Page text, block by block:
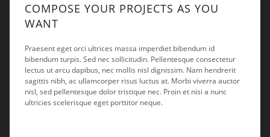
COMPOSE YOUR PROJECTS AS YOU
WANT
Praesent eget orci ultrices massa imperdiet bibendum id
bibendum turpis. Sed nec sollicitudin. Pellentesque consectetur
lectus ut arcu dapibus, nec mollis nisl dignissim. Nam hendrerit
sagittis nibh, ac ullamcorper risus luctus at. Morbi viverra auctor
nisl, sed pellentesque dolor tristique nec. Proin et nisi a nunc
ultricies scelerisque eget porttitor neque.